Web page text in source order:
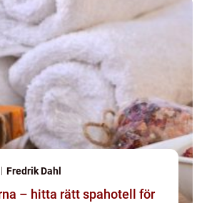
Fredrik Dahl
– hitta rätt spahotell för